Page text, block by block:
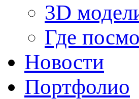
3D
Где
Новости
Портфолио